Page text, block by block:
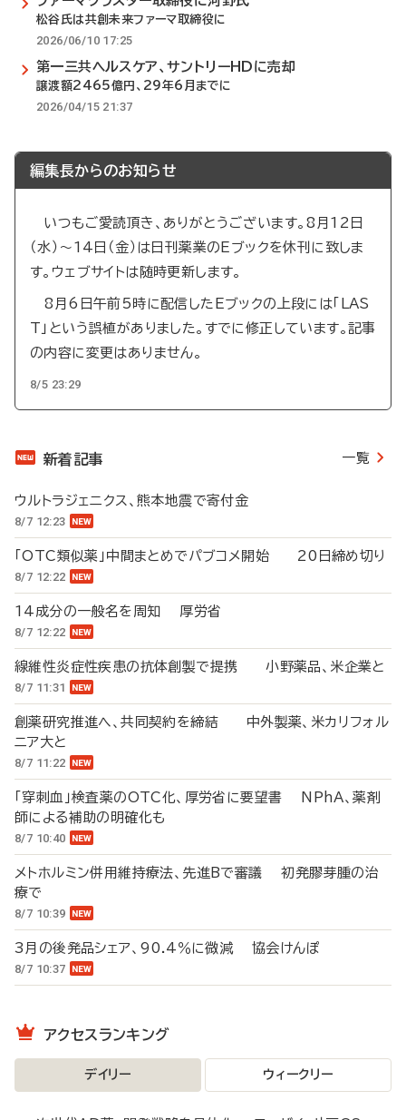
松谷氏は共創未来ファーマ取締役に
2026/06/10 17:25
第一三共ヘルスケア、サントリーHDに売却
譲渡額2465億円、29年6月までに
2026/04/15 21:37
編集長からのお知らせ
いつもご愛読頂き、ありがとうございます。8月12日
（水）～14日（金）は日刊薬業のEブックを休刊に致しま
す。ウェブサイトは随時更新します。
8月6日午前5時に配信したEブックの上段には「LAS
T」という誤植がありました。すでに修正しています。記事
の内容に変更はありません。
8/5 23:29
新着記事 一覧
ウルトラジェニクス、熊本地震で寄付金
8/7 12:23
「OTC類似薬」中間まとめでパブコメ開始 20日締め切り
8/7 12:22
14成分の一般名を周知 厚労省
8/7 12:22
線維性炎症性疾患の抗体創製で提携 小野薬品、米企業と
8/7 11:31
創薬研究推進へ、共同契約を締結 中外製薬、米カリフォル
ニア大と
8/7 11:22
「穿刺血」検査薬のOTC化、厚労省に要望書 NPhA、薬剤
師による補助の明確化も
8/7 10:40
メトホルミン併用維持療法、先進Bで審議 初発膠芽腫の治
療で
8/7 10:39
3月の後発品シェア、90.4％に微減 協会けんぽ
8/7 10:37
アクセスランキング
デイリー ウィークリー